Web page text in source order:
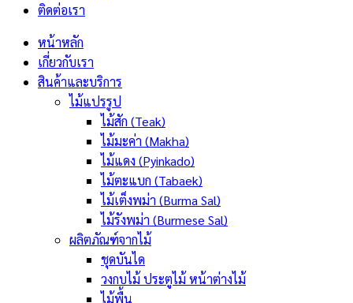
ติดต่อเรา
หน้าหลัก
เกี่ยวกับเรา
สินค้าและบริการ
ไม้แปรรูป
ไม้สัก (Teak)
ไม้มะค่า (Makha)
ไม้แดง (Pyinkado)
ไม้ตะแบก (Tabaek)
ไม้เต็งพม่า (Burma Sal)
ไม้รังพม่า (Burmese Sal)
ผลิตภัณฑ์จากไม้
ชุดบันได
วงกบไม้ ประตูไม้ หน้าต่างไม้
ไม้พื้น